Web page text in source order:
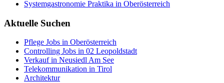
Systemgastronomie Praktika in Oberösterreich
Aktuelle Suchen
Pflege Jobs in Oberösterreich
Controlling Jobs in 02 Leopoldstadt
Verkauf in Neusiedl Am See
Telekommunikation in Tirol
Architektur